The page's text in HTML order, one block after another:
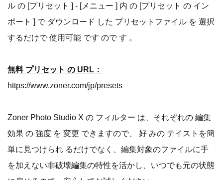
ル の [プリセット ] - [メニュー ] 内 の [プリセット の イン
ポート ] で ダウンロード した プリセットファイル を 選択
するだけで 使用可能 です ので す 。
無料 プリセット の URL：
https://www.zoner.com/jp/presets
Zoner Photo Studio X の フィルター は、それぞれの 編集
効果 の 強度 を 変更 できますので、 好 みの テイストを簡
単に見つけられ るだけでなく、編集対象のファイルに手
を加えない非破壊編集の特性を活かし、いつでも元の状態